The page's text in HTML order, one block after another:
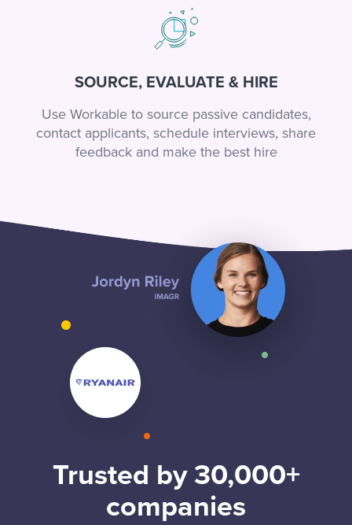
SOURCE, EVALUATE & HIRE
Use Workable to source passive candidates,
contact applicants, schedule interviews, share
feedback and make the best hire
Trusted by 30,000+
companies